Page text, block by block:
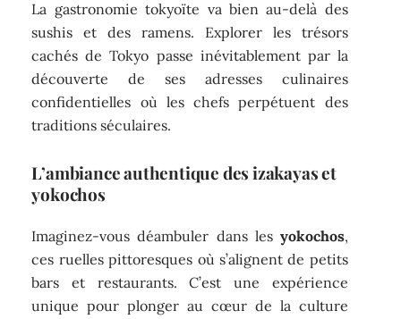
La gastronomie tokyoïte va bien au-delà des
sushis et des ramens. Explorer les trésors
cachés de Tokyo passe inévitablement par la
découverte de ses adresses culinaires
confidentielles où les chefs perpétuent des
traditions séculaires.
L’ambiance authentique des izakayas et
yokochos
Imaginez-vous déambuler dans les yokochos,
ces ruelles pittoresques où s’alignent de petits
bars et restaurants. C’est une expérience
unique pour plonger au cœur de la culture